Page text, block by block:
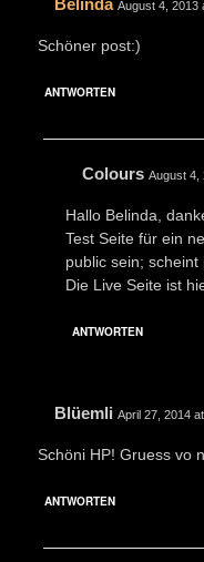
August 4, 2013
Schöner post:)
ANTWORTEN
Colours August 4,
Hallo Belinda,
Test Seite für ein
public sein; scheint
Die Live Seite ist
ANTWORTEN
Blüemli April 27, 2014
Schöni HP! Gruess vo
ANTWORTEN